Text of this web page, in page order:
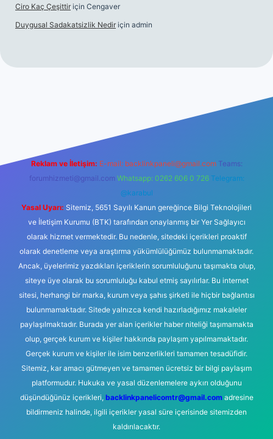
Ciro Kaç Çeşittir için Cengaver
Duygusal Sadakatsizlik Nedir için admin
elexbetgiris.org
Reklam ve İletişim: E-mail: backlinkpaneli@gmail.com Teams:
forumhizmeti@gmail.com Whatsapp: 0262 606 0 726 Telegram:
@karabul
Yasal Uyarı: Sitemiz, 5651 Sayılı Kanun gereğince Bilgi Teknolojileri
ve İletişim Kurumu (BTK) tarafından onaylanmış bir Yer Sağlayıcı
olarak hizmet vermektedir. Bu nedenle, sitedeki içerikleri proaktif
olarak denetleme veya araştırma yükümlülüğümüz bulunmamaktadır.
Ancak, üyelerimiz yazdıkları içeriklerin sorumluluğunu taşımakta olup,
siteye üye olarak bu sorumluluğu kabul etmiş sayılırlar. Bu internet
sitesi, herhangi bir marka, kurum veya şahıs şirketi ile hiçbir bağlantısı
bulunmamaktadır. Sitede yalnızca kendi hazırladığımız makaleler
paylaşılmaktadır. Burada yer alan içerikler haber niteliği taşımamakta
olup, gerçek kurum ve kişiler hakkında paylaşım yapılmamaktadır.
Gerçek kurum ve kişiler ile isim benzerlikleri tamamen tesadüfidir.
Sitemiz, kar amacı gütmeyen ve tamamen ücretsiz bir bilgi paylaşım
platformudur. Hukuka ve yasal düzenlemelere aykırı olduğunu
düşündüğünüz içerikleri, backlinkpanelicomtr@gmail.comadresine
bildirmeniz halinde, ilgili içerikler yasal süre içerisinde sitemizden
kaldırılacaktır.